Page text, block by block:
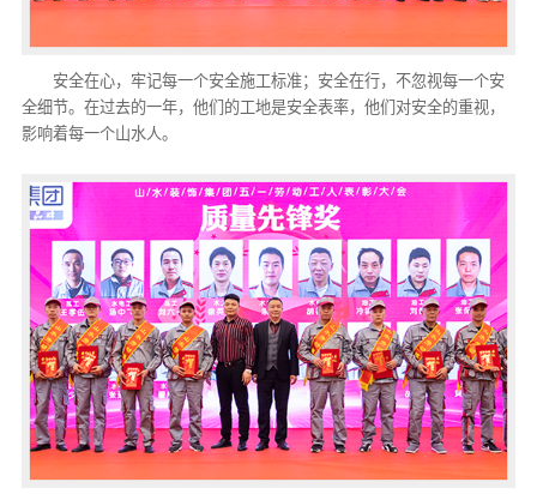
安全在心，牢记每一个安全施工标准；安全在行，不忽视每一个安
全细节。在过去的一年，他们的工地是安全表率，他们对安全的重视，
影响着每一个山水人。